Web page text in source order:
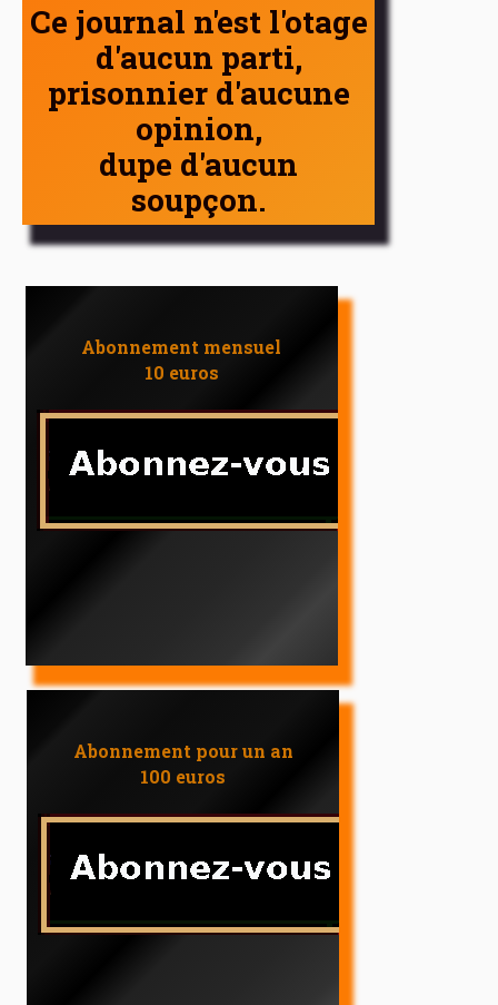
Ce journal n'est l'otage
d'aucun parti,
prisonnier d'aucune
opinion,
dupe d'aucun
soupçon.
Abonnement mensuel
10 euros
Abonnement pour un an
100 euros